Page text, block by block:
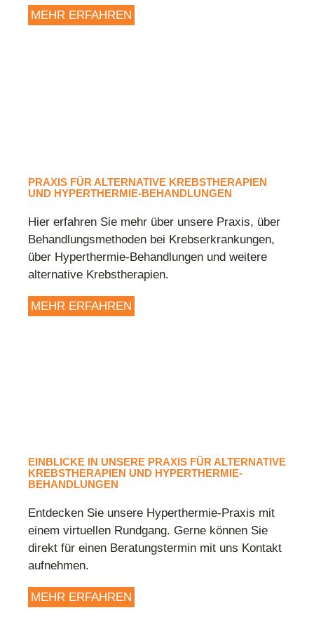
MEHR ERFAHREN
PRAXIS FÜR ALTERNATIVE KREBSTHERAPIEN
UND HYPERTHERMIE-BEHANDLUNGEN
Hier erfahren Sie mehr über unsere Praxis, über
Behandlungsmethoden bei Krebserkrankungen,
über Hyperthermie-Behandlungen und weitere
alternative Krebstherapien.
MEHR ERFAHREN
EINBLICKE IN UNSERE PRAXIS FÜR ALTERNATIVE
KREBSTHERAPIEN UND HYPERTHERMIE-
BEHANDLUNGEN
Entdecken Sie unsere Hyperthermie-Praxis mit
einem virtuellen Rundgang. Gerne können Sie
direkt für einen Beratungstermin mit uns Kontakt
aufnehmen.
MEHR ERFAHREN